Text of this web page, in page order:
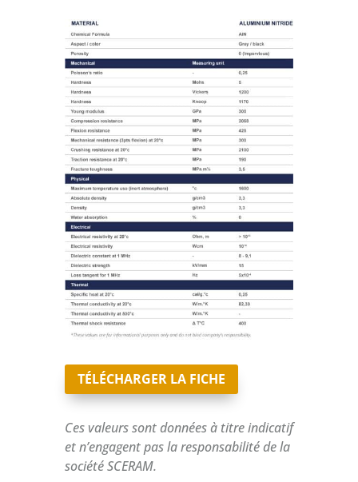
TÉLÉCHARGER LA FICHE
Ces valeurs sont données à titre indicatif
et n’engagent pas la responsabilité de la
société SCERAM.